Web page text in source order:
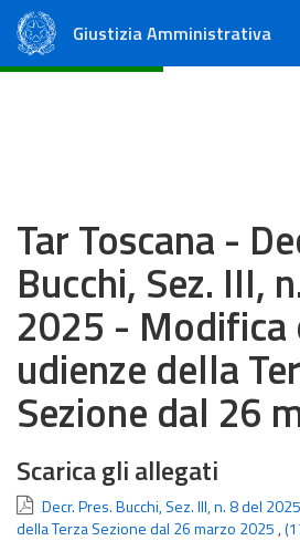
Giustizia Amministrativa
Tar Toscana -
Bucchi, Sez. III,
2025 - Modifica
udienze della
Sezione dal 26
Scarica gli allegati
Decr. Pres. Bucchi, Sez. III, n. 8 del
della Terza Sezione dal 26 marzo 2025 ,